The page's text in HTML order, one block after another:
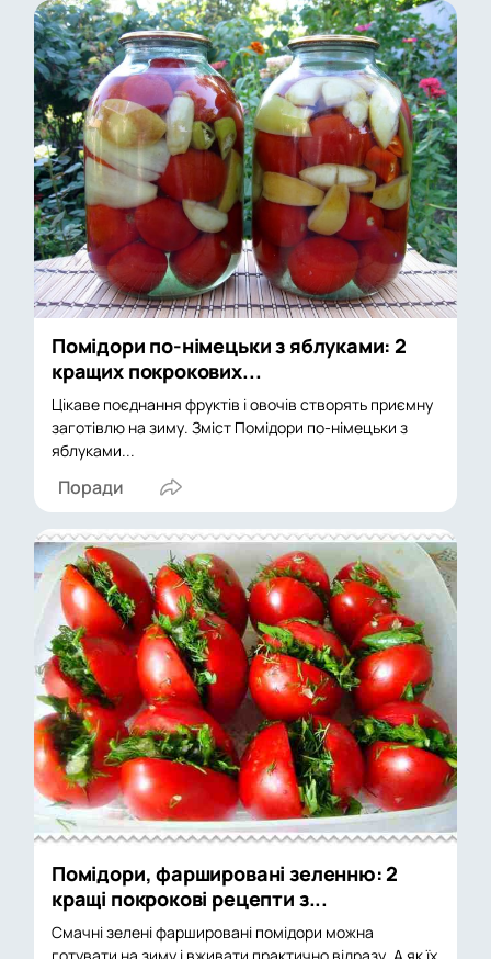
Помідори по-німецьки з яблуками: 2
кращих покрокових...
Цікаве поєднання фруктів і овочів створять приємну
заготівлю на зиму. Зміст Помідори по-німецьки з
яблуками...
Поради
Помідори, фаршировані зеленню: 2
кращі покрокові рецепти з...
Смачні зелені фаршировані помідори можна